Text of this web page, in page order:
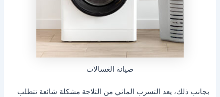
صيانة الغسالات
بجانب ذلك، يعد التسرب المائي من الثلاجة مشكلة شائعة تتطلب